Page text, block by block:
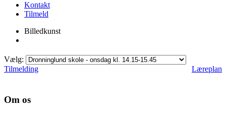
Kontakt
Tilmeld
Billedkunst
Vælg:
Tilmelding
Læreplan
Om os